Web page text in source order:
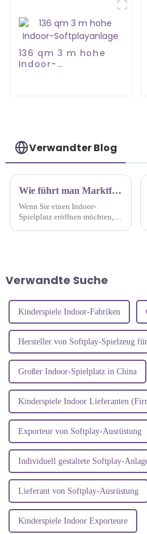
136 qm 3 m hohe
Indoor-
Verwandter Blog
Wie führt man Marktforschung für das Indoor-Spielplatzgeschäft durch?
Wenn Sie einen Indoor-
Spielplatz eröffnen möchten,
Nachfrage nach Ihren
Region zu verstehen ...
Verwandte Suche
Kinderspiele Indoor-Fabriken
Hersteller von Softplay-Spielzeug
Großer Indoor-Spielplatz in China
Kinderspiele Indoor Lieferanten
Exporteur von Softplay-Ausrüstung
Individuell gestaltete Softplay-
Lieferant von Softplay-Ausrüstung
Kinderspiele Indoor Exporteure